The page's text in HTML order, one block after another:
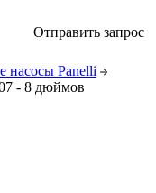
Отправить запрос
насосы Panelli
- 8 дюймов